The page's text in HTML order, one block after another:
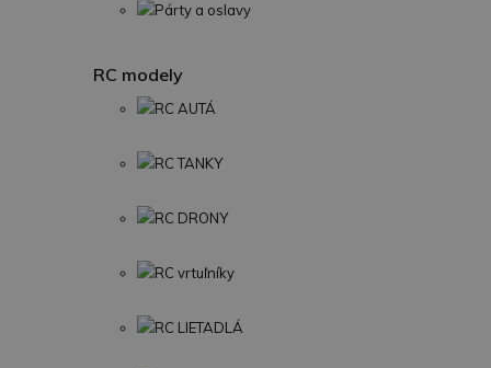
Párty a oslavy
RC modely
RC AUTÁ
RC TANKY
RC DRONY
RC vrtuľníky
RC LIETADLÁ